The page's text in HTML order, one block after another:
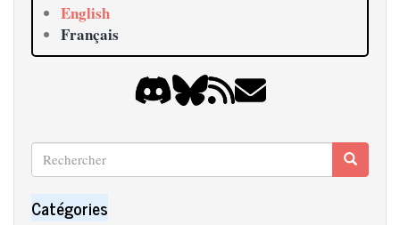
English
Français
Search
Rechercher
Catégories